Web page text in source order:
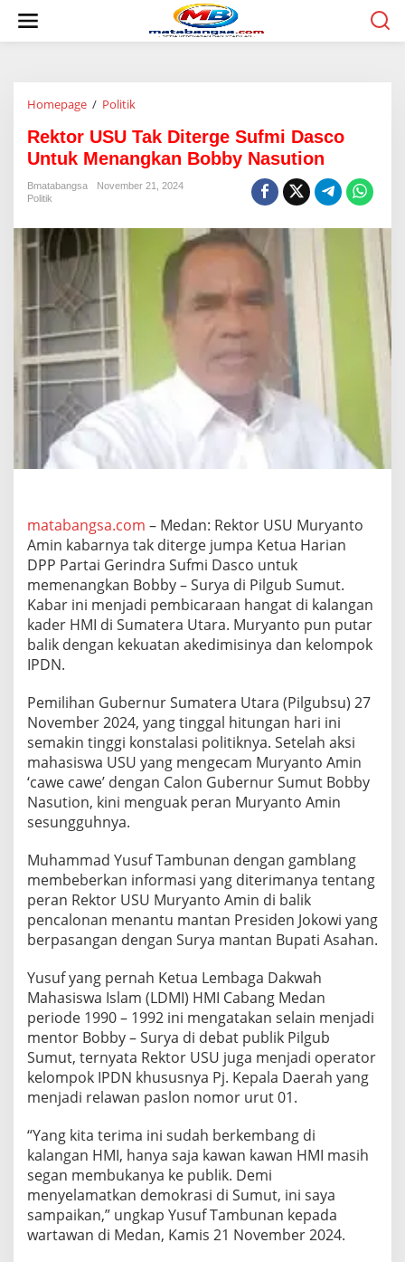
w
Homepage / Politik
k
t
o
r
e
s
c
o
U
n
t
u
k
a
n
g
k
a
n
B
b
y
N
a
s
u
o
n
Rektor USU Tak Diterge Sufmi Dasco
Untuk Menangkan Bobby Nasution
Bmatabangsa
November 21, 2024
Politik
matabangsa.com – Medan: Rektor USU Muryanto
Amin kabarnya tak diterge jumpa Ketua Harian
DPP Partai Gerindra Sufmi Dasco untuk
memenangkan Bobby – Surya di Pilgub Sumut.
Kabar ini menjadi pembicaraan hangat di kalangan
kader HMI di Sumatera Utara. Muryanto pun putar
balik dengan kekuatan akedimisinya dan kelompok
IPDN.
Pemilihan Gubernur Sumatera Utara (Pilgubsu) 27
November 2024, yang tinggal hitungan hari ini
semakin tinggi konstalasi politiknya. Setelah aksi
mahasiswa USU yang mengecam Muryanto Amin
‘cawe cawe’ dengan Calon Gubernur Sumut Bobby
Nasution, kini menguak peran Muryanto Amin
sesungguhnya.
Muhammad Yusuf Tambunan dengan gamblang
membeberkan informasi yang diterimanya tentang
peran Rektor USU Muryanto Amin di balik
pencalonan menantu mantan Presiden Jokowi yang
berpasangan dengan Surya mantan Bupati Asahan.
Yusuf yang pernah Ketua Lembaga Dakwah
Mahasiswa Islam (LDMI) HMI Cabang Medan
periode 1990 – 1992 ini mengatakan selain menjadi
mentor Bobby – Surya di debat publik Pilgub
Sumut, ternyata Rektor USU juga menjadi operator
kelompok IPDN khususnya Pj. Kepala Daerah yang
menjadi relawan paslon nomor urut 01.
“Yang kita terima ini sudah berkembang di
kalangan HMI, hanya saja kawan kawan HMI masih
segan membukanya ke publik. Demi
menyelamatkan demokrasi di Sumut, ini saya
sampaikan,” ungkap Yusuf Tambunan kepada
wartawan di Medan, Kamis 21 November 2024.